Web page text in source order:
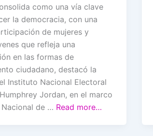
como una vía clave
la democracia, con una
de mujeres y
que refleja una
en las formas de
ciudadano, destacó la
Instituto Nacional Electoral
Jordan, en el marco
de … Read more…